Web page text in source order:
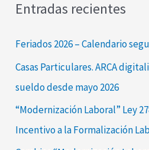
c
a
Entradas recientes
Feriados 2026 – Calendario
Casas Particulares. ARCA
sueldo desde mayo 2026
“Modernización Laboral” Ley
Incentivo a la Formalización